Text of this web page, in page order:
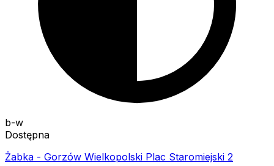
b-w
Dostępna
Żabka - Gorzów Wielkopolski Plac Staromiejski 2